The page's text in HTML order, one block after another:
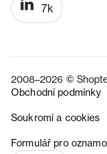
7k
2008–2026 ©
Obchodní podmínky
Soukromí a cookies
Formulář pro